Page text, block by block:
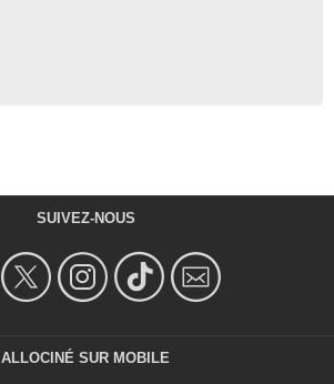
SUIVEZ-NOUS
ALLOCINÉ SUR MOBILE